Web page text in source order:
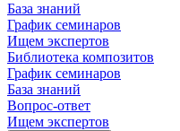
База знаний
График семинаров
Ищем экспертов
Библиотека композитов
График семинаров
База знаний
Вопрос-ответ
Ищем экспертов